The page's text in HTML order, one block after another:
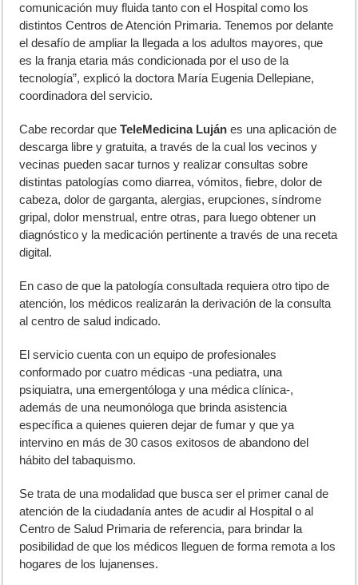
comunicación muy fluida tanto con el Hospital como los
distintos Centros de Atención Primaria. Tenemos por delante
el desafío de ampliar la llegada a los adultos mayores, que
es la franja etaria más condicionada por el uso de la
tecnología”, explicó la doctora María Eugenia Dellepiane,
coordinadora del servicio.
Cabe recordar queTeleMedicina Luján es una aplicación de
descarga libre y gratuita, a través de la cual los vecinos y
vecinas pueden sacar turnos y realizar consultas sobre
distintas patologías como diarrea, vómitos, fiebre, dolor de
cabeza, dolor de garganta, alergias, erupciones, síndrome
gripal, dolor menstrual, entre otras, para luego obtener un
diagnóstico y la medicación pertinente a través de una receta
digital.
En caso de que la patología consultada requiera otro tipo de
atención, los médicos realizarán la derivación de la consulta
al centro de salud indicado.
El servicio cuenta con un equipo de profesionales
conformado por cuatro médicas -una pediatra, una
psiquiatra, una emergentóloga y una médica clínica-,
además de una neumonóloga que brinda asistencia
específica a quienes quieren dejar de fumar y que ya
intervino en más de 30 casos exitosos de abandono del
hábito del tabaquismo.
Se trata de una modalidad que busca ser el primer canal de
atención de la ciudadanía antes de acudir al Hospital o al
Centro de Salud Primaria de referencia, para brindar la
posibilidad de que los médicos lleguen de forma remota a los
hogares de los lujanenses.